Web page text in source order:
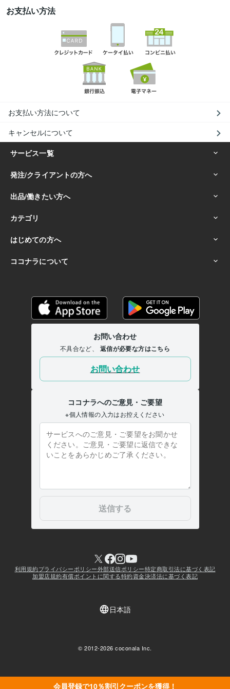
会員登録で10％割引クーポンを獲得！
お支払い方法
お支払い方法について
キャンセルについて